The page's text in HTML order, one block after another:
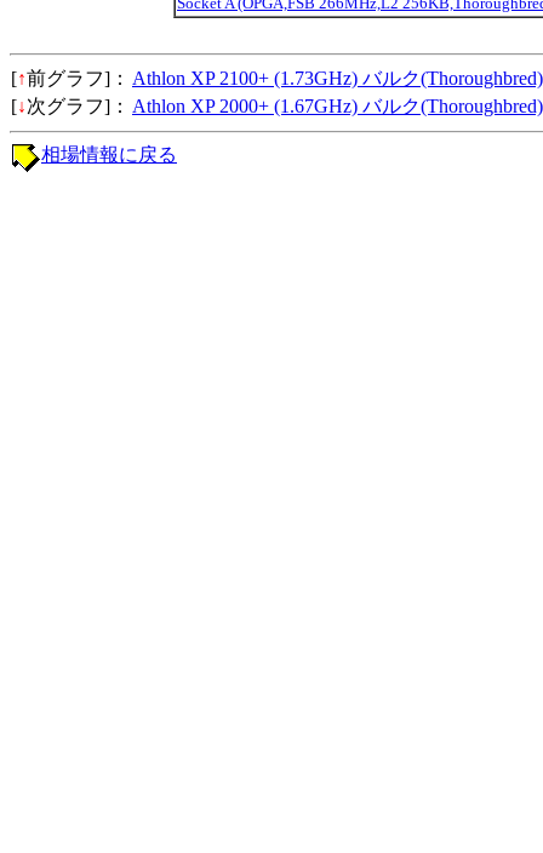
[↑前グラフ]： Athlon XP 2100+ (1.73GHz) バルク(Thoroughbred)
[↓次グラフ]： Athlon XP 2000+ (1.67GHz) バルク(Thoroughbred)
相場情報に戻る